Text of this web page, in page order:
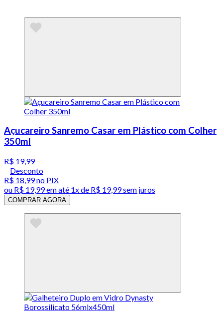
Açucareiro Sanremo Casar em Plástico com Colher
350ml
R$ 19,99
Desconto
R$ 18,99no PIX
ou R$ 19,99em até 1x de R$ 19,99sem juros
COMPRAR AGORA